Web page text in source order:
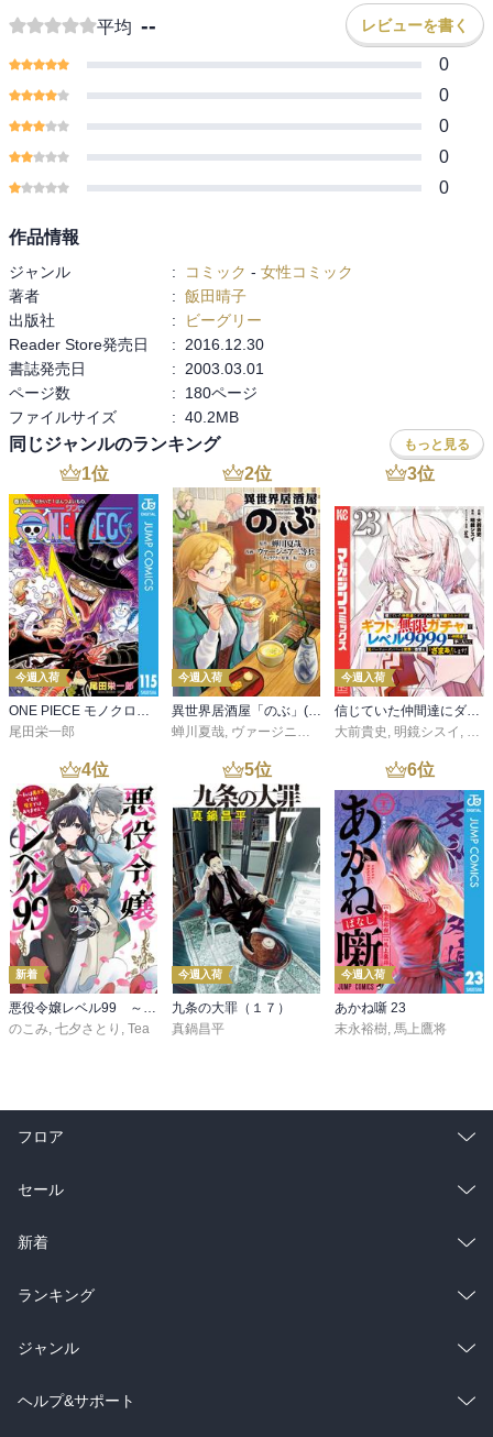
平均 -- レビューを書く
0
0
0
0
0
作品情報
ジャンル : コミック - 女性コミック
著者
: 飯田晴子
出版社
:
ビーグリー
Reader Store発売日
:
2016.12.30
書誌発売日
:
2003.03.01
ページ数
:
180ページ
ファイルサイズ
: 40.2MB
同じジャンルのランキング もっと見る
1位
今週入荷
ONE PIECE モノクロ版 115
尾田栄一郎
2位
今週入荷
異世界居酒屋「のぶ」(22)
蝉川夏哉, ヴァージニア二等兵 ,転
3位
今週入荷
信じていた仲間達にダンジョン奥地で殺されかけたがギフト『無限ガチャ』でレベル９９９９の仲間達を手に入れて元パーティーメンバーと世界に復讐＆『ざまぁ！』します！（２３）
大前貴史 , 明鏡シスイ , ｔ
4位
新着
のこみ 七夕さとり Tea
5位
今週入荷
九条の大罪（１７）
真鍋昌平
6位
今週入荷
あかね噺 23
末永裕樹 馬上鷹将
フロア
総合
ラノベ
雑誌・グラビア
BL・TL
セール
総合
ラノベ
雑誌・グラビア
BL・TL
新着
総合
ラノベ
雑誌・グラビア
ランキング
総合
ラノベ
ジャンル
コミック
ヘルプ&サポート